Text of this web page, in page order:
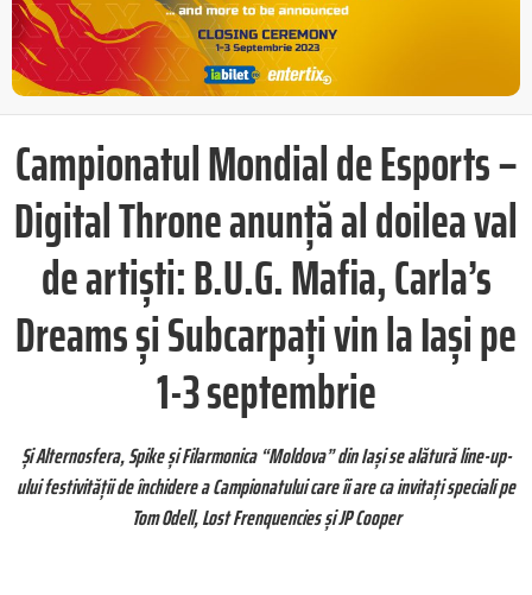
Campionatul Mondial de Esports –
Digital Throne anunță al doilea val
de artiști: B.U.G. Mafia,Carla’s
Dreams și Subcarpați vin la Iașipe
1-3 septembrie
Și Alternosfera, Spike și Filarmonica“Moldova” din Iași se alătură line-up-
ului festivității de închidere a Campionatului care îi are ca invitați speciali pe
Tom Odell, Lost Frenquencies și JP Cooper